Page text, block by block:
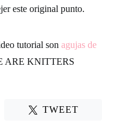
este original punto.
tutorial son agujas de
ARE KNITTERS
TWEET